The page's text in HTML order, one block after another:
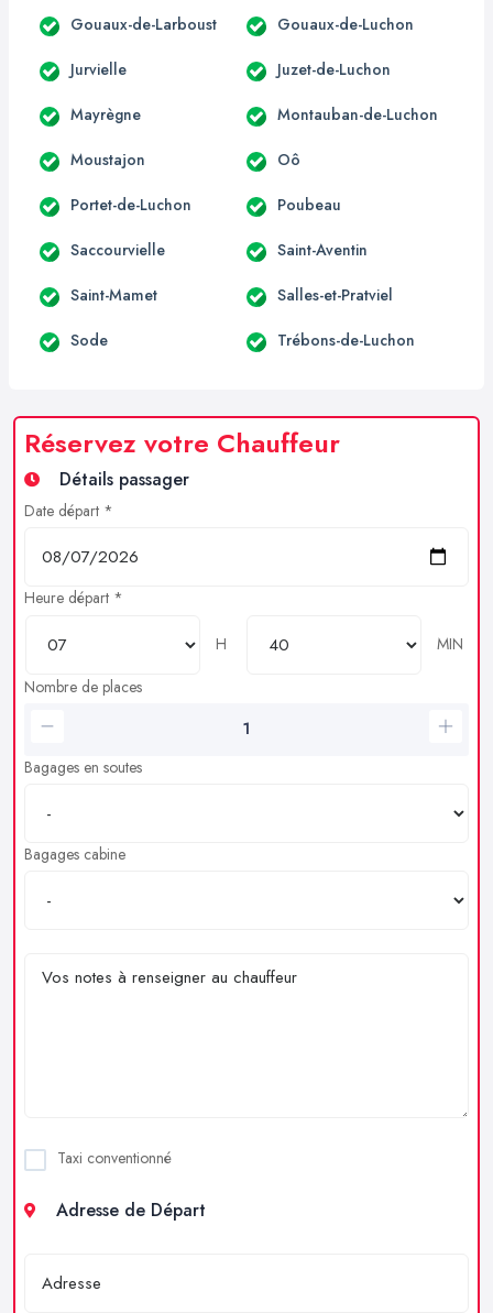
Gouaux-de-Larboust Gouaux-de-Luchon
Jurvielle Juzet-de-Luchon
Mayrègne Montauban-de-Luchon
Moustajon Oô
Portet-de-Luchon Poubeau
Saccourvielle Saint-Aventin
Saint-Mamet Salles-et-Pratviel
Sode Trébons-de-Luchon
Réservez votre Chauffeur
Détails passager
Date départ *
Heure départ *
H
MIN
Nombre de places
Bagages en soutes
Bagages cabine
Taxi conventionné
Adresse de Départ